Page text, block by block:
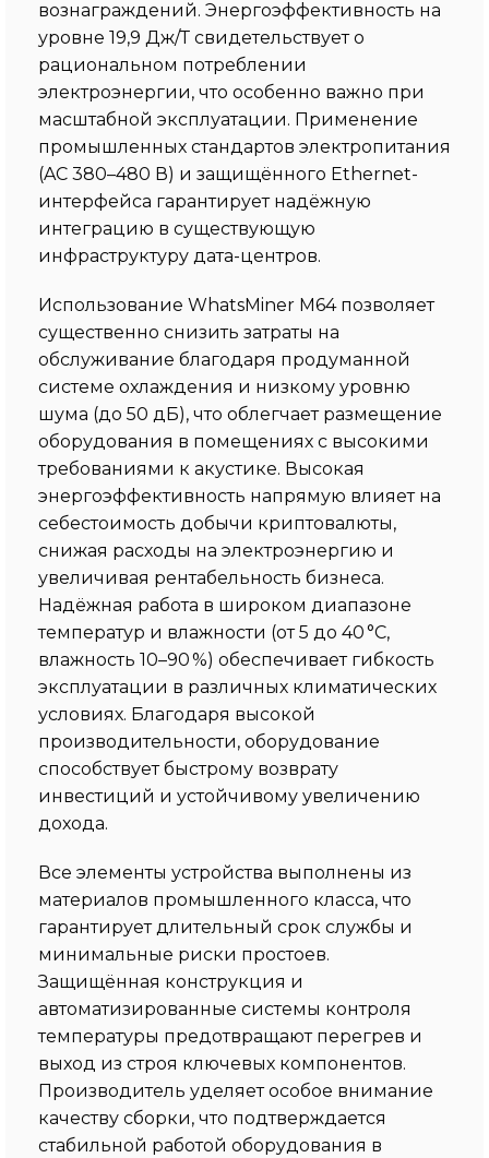
вознаграждений. Энергоэффективность на
уровне 19,9 Дж/Т свидетельствует о
рациональном потреблении
электроэнергии, что особенно важно при
масштабной эксплуатации. Применение
промышленных стандартов электропитания
(AC 380–480 В) и защищённого Ethernet-
интерфейса гарантирует надёжную
интеграцию в существующую
инфраструктуру дата-центров.
Использование WhatsMiner M64 позволяет
существенно снизить затраты на
обслуживание благодаря продуманной
системе охлаждения и низкому уровню
шума (до 50 дБ), что облегчает размещение
оборудования в помещениях с высокими
требованиями к акустике. Высокая
энергоэффективность напрямую влияет на
себестоимость добычи криптовалюты,
снижая расходы на электроэнергию и
увеличивая рентабельность бизнеса.
Надёжная работа в широком диапазоне
температур и влажности (от 5 до 40 °C,
влажность 10–90 %) обеспечивает гибкость
эксплуатации в различных климатических
условиях. Благодаря высокой
производительности, оборудование
способствует быстрому возврату
инвестиций и устойчивому увеличению
дохода.
Все элементы устройства выполнены из
материалов промышленного класса, что
гарантирует длительный срок службы и
минимальные риски простоев.
Защищённая конструкция и
автоматизированные системы контроля
температуры предотвращают перегрев и
выход из строя ключевых компонентов.
Производитель уделяет особое внимание
качеству сборки, что подтверждается
стабильной работой оборудования в